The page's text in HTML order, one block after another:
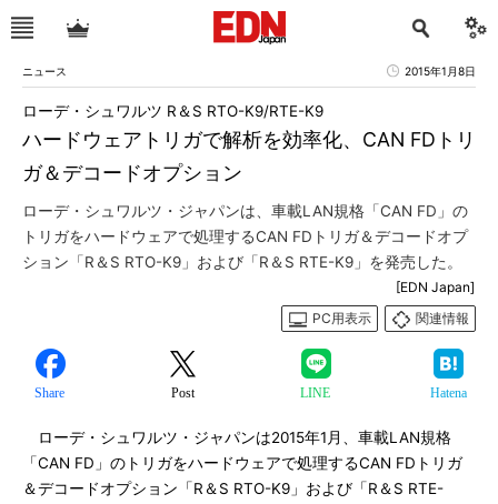
ニュース 2015年1月8日
ハードウェアトリガで解析を効率化、CAN FDトリ
ガ＆デコードオプション
ローデ・シュワルツ R＆S RTO-K9/RTE-K9
ローデ・シュワルツ・ジャパンは、車載LAN規格「CAN FD」の
トリガをハードウェアで処理するCAN FDトリガ＆デコードオプ
ション「R＆S RTO-K9」および「R＆S RTE-K9」を発売した。
[EDN Japan]
PC用表示
関連情報
Share Post LINE Hatena
ローデ・シュワルツ・ジャパンは2015年1月、車載LAN規格
「CAN FD」のトリガをハードウェアで処理するCAN FDトリガ
＆デコードオプション「R＆S RTO-K9」および「R＆S RTE-